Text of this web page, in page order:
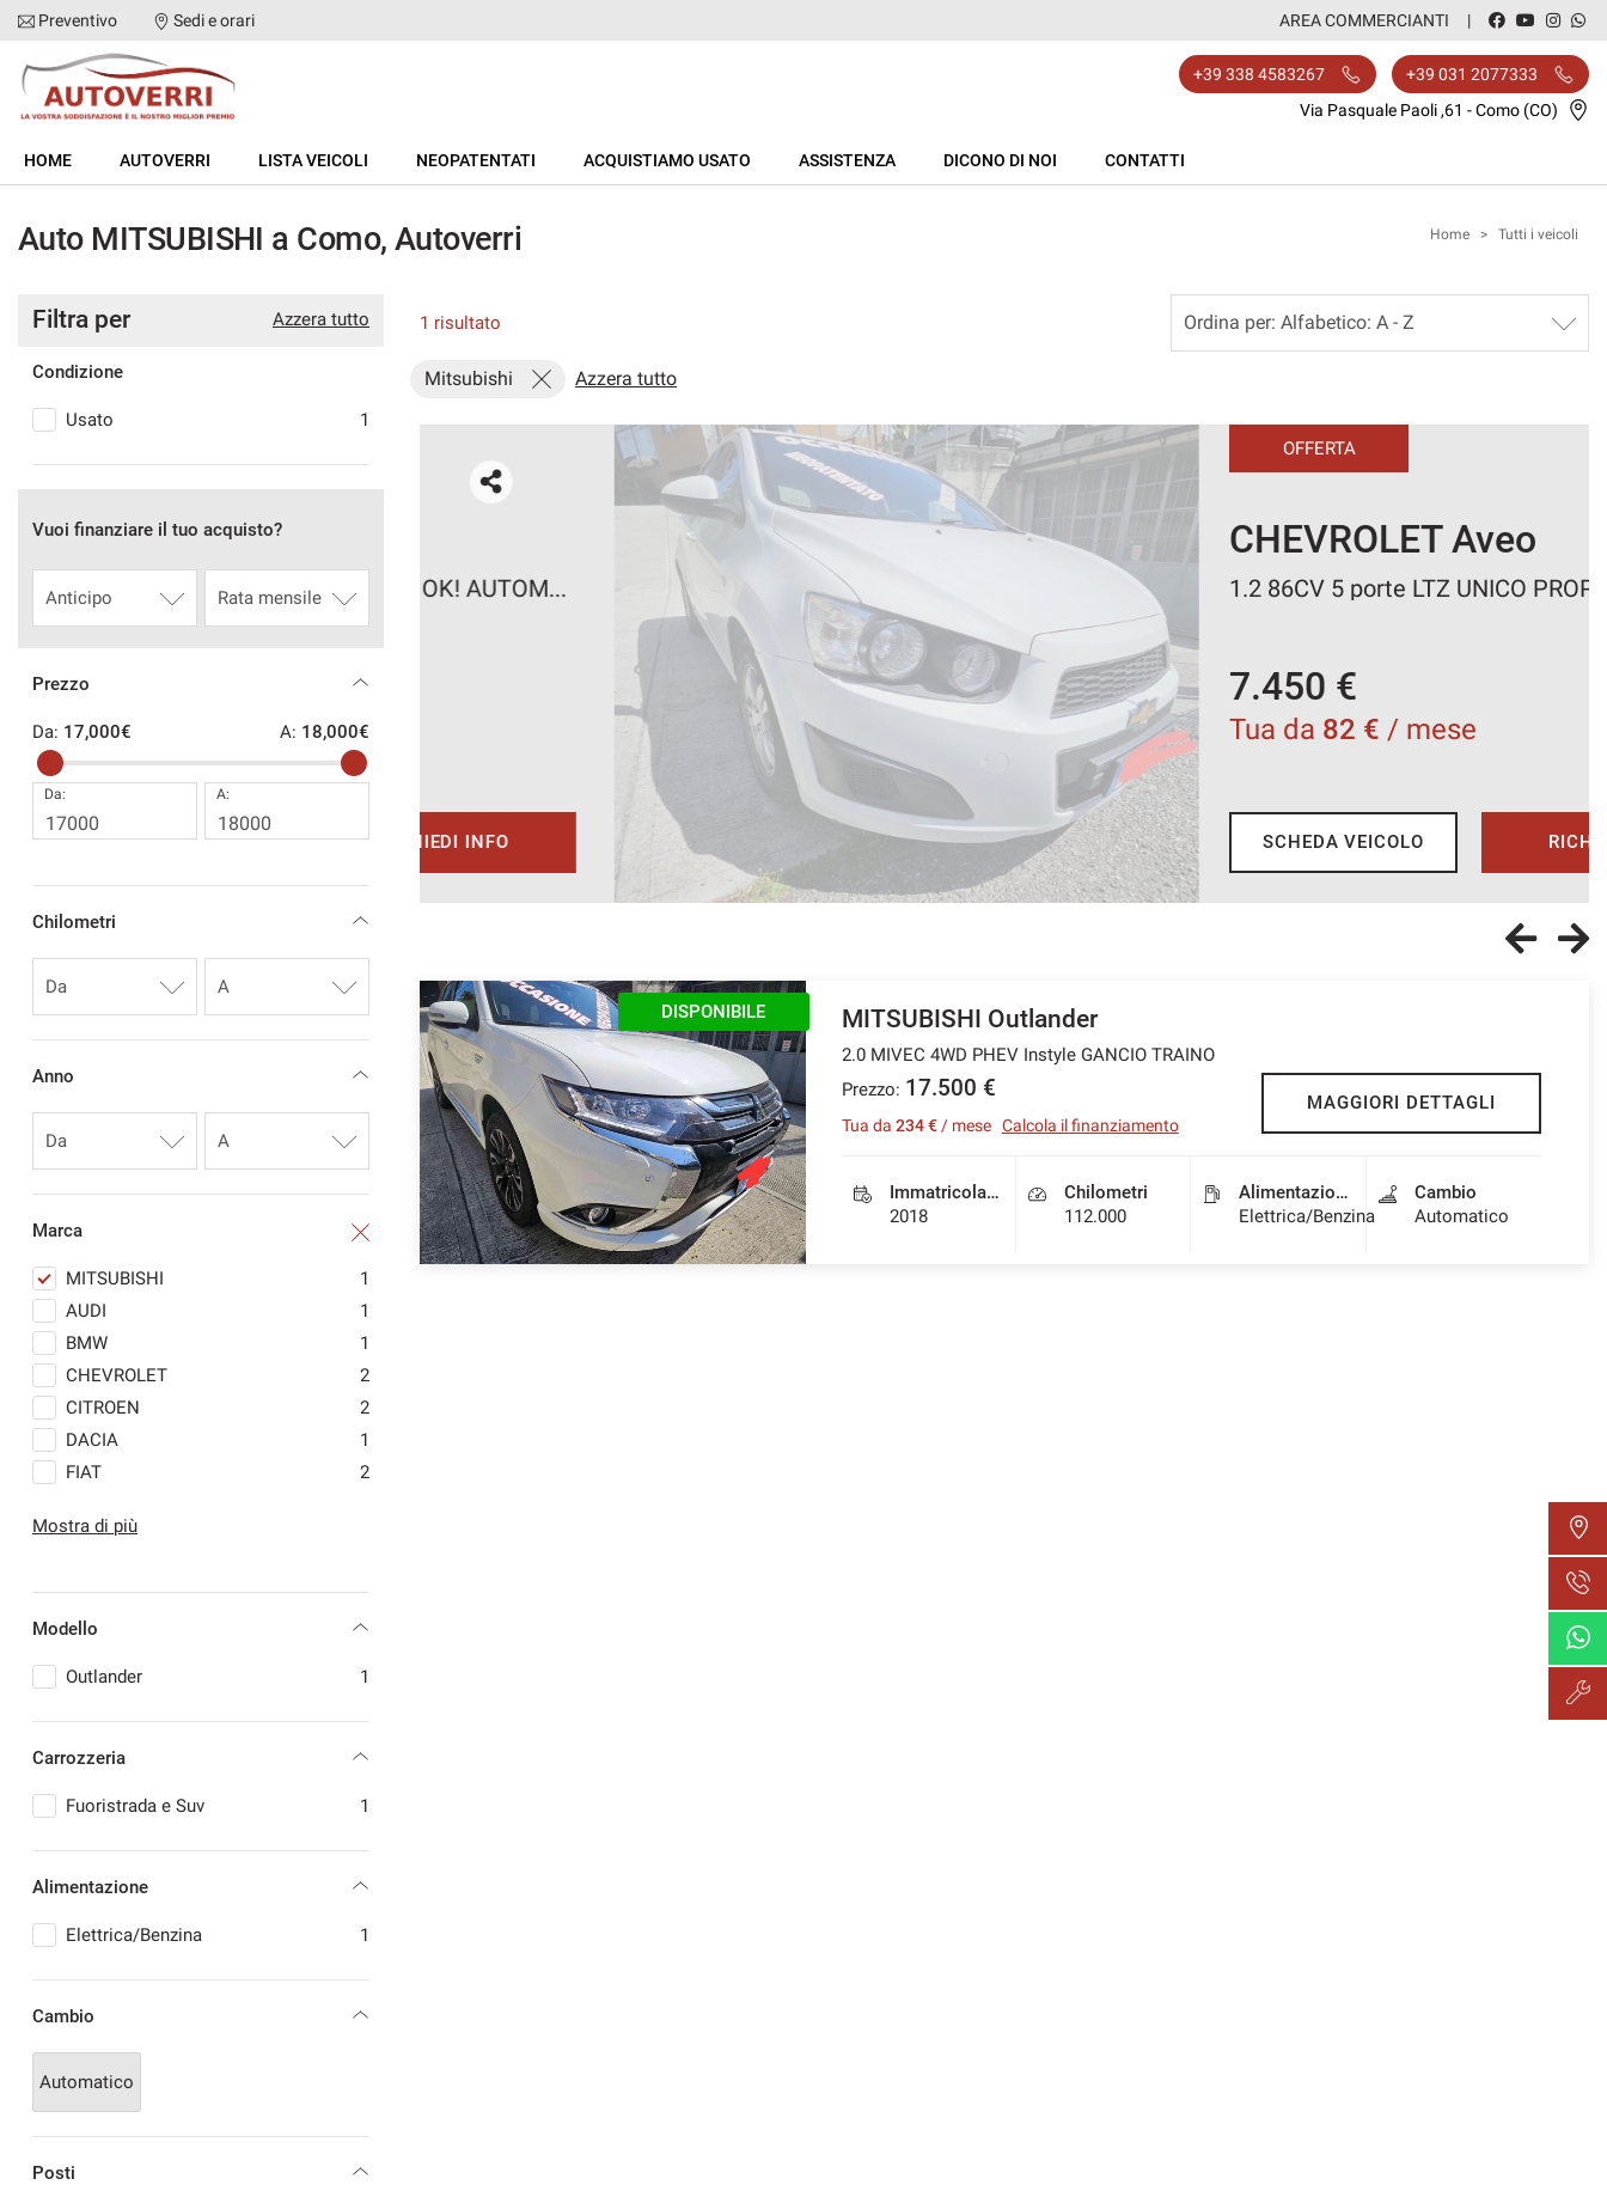
HOME
AUTOVERRI
LISTA VEICOLI
NEOPATENTATI
ACQUISTIAMO USATO
Preventivo Sedi e orari AREA COMMERCIANTI
+39 338 4583267
+39 031 2077333
Via Pasquale Paoli ,61 - Como (CO)
HOME AUTOVERRI LISTA VEICOLI NEOPATENTATI ACQUISTIAMO USATO ASSISTENZA DICONO DI NOI CONTATTI
Auto MITSUBISHI a Como, Autoverri Home > Tutti i veicoli
Azzera tutto
Filtra per
Condizione
Usato 1
Vuoi finanziare il tuo acquisto?
Prezzo
Da: 17,000€ A: 18,000€
Da: A:
Chilometri
Anno
Marca
MITSUBISHI
1
AUDI
1
BMW
1
CHEVROLET
2
CITROEN
2
DACIA
1
FIAT
2
HYUNDAI
MERCEDES-BENZ
1
MINI
2
RENAULT
7
SMART
1
VOLVO
1
Mostra di più
Modello
Outlander 1
Carrozzeria
Fuoristrada e Suv 1
Alimentazione
Elettrica/Benzina 1
Cambio
Automatico
Posti
1 risultato
Mitsubishi Azzera tutto
M SPORT VERO! NEOPATENTATO OK! AUTOMATICA
/ mese
RICHIEDI INFO
OFFERTA
CHEVROLET Aveo
1.2 86CV 5 porte LTZ UNICO PROPRIETARIO
7.450 €
Tua da82 €/ mese
SCHEDA VEICOLO RICHIEDI INFO
DISPONIBILE MITSUBISHI Outlander
2.0 MIVEC 4WD PHEV Instyle GANCIO TRAINO
Prezzo: 17.500 €
Tua da 234 €/ mese Calcola il finanziamento
MAGGIORI DETTAGLI
Immatricolazione
2018
Chilometri
112.000
Alimentazione
Elettrica/Benzina
Cambio
Automatico